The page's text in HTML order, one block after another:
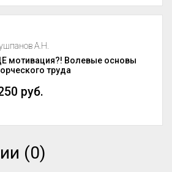
А.Н.
мотивация?! Волевые основы
труда
руб.
(0)